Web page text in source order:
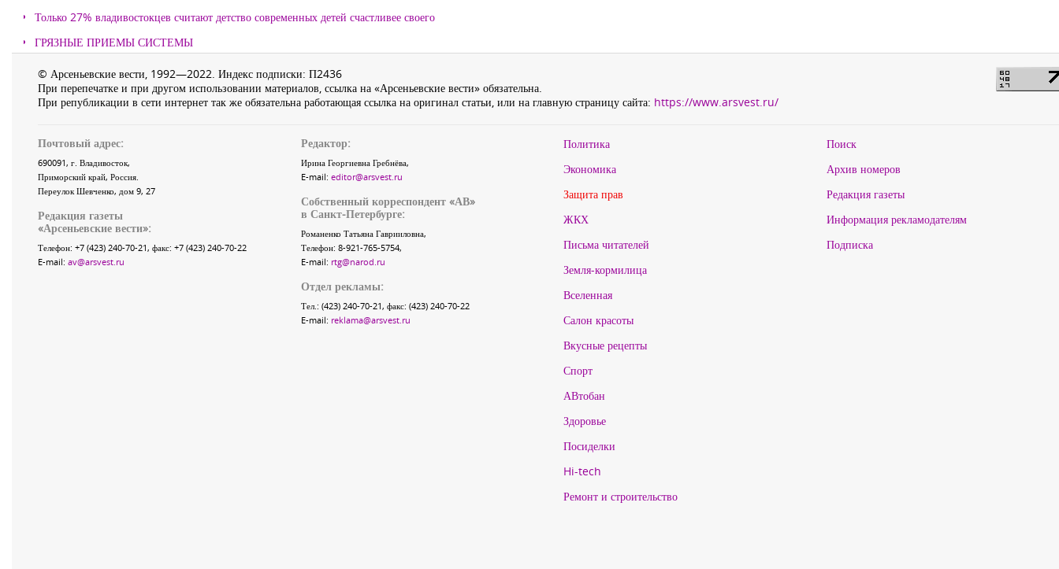
Только 27% владивостокцев считают детство современных детей счастливее своего
ГРЯЗНЫЕ ПРИЕМЫ СИСТЕМЫ
© Арсеньевские вести, 1992—2022. Индекс подписки: П2436
При перепечатке и при другом использовании материалов, ссылка на «Арсеньевские вести» обязательна.
При републикации в сети интернет так же обязательна работающая ссылка на оригинал статьи, или на главную страницу сайта: https://www.arsvest.ru/
Почтовый адрес:
690091, г. Владивосток,
Приморский край, Россия.
Переулок Шевченко, дом 9, 27
Редакция газеты
«Арсеньевские вести»:
Телефон: +7 (423) 240-70-21, факс: +7 (423) 240-70-22
E-mail: av@arsvest.ru
Редактор:
Ирина Георгиевна Гребнёва,
E-mail: editor@arsvest.ru
Собственный корреспондент «АВ»
в Санкт-Петербурге:
Романенко Татьяна Гаврииловна,
Телефон: 8-921-765-5754,
E-mail: rtg@narod.ru
Отдел рекламы:
Тел.: (423) 240-70-21, факс: (423) 240-70-22
E-mail: reklama@arsvest.ru
Политика
Экономика
Защита прав
ЖКХ
Письма читателей
Земля-кормилица
Вселенная
Салон красоты
Вкусные рецепты
Спорт
АВтобан
Здоровье
Посиделки
Hi-tech
Ремонт и строительство
Поиск
Архив номеров
Редакция газеты
Информация рекламодателям
Подписка